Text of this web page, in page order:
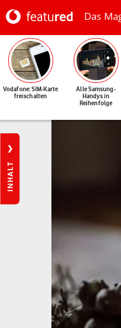
Das
Vodafone: SIM-Karte
freischalten
Alle Samsung-
Handys in
Reihenfolge
INHALT